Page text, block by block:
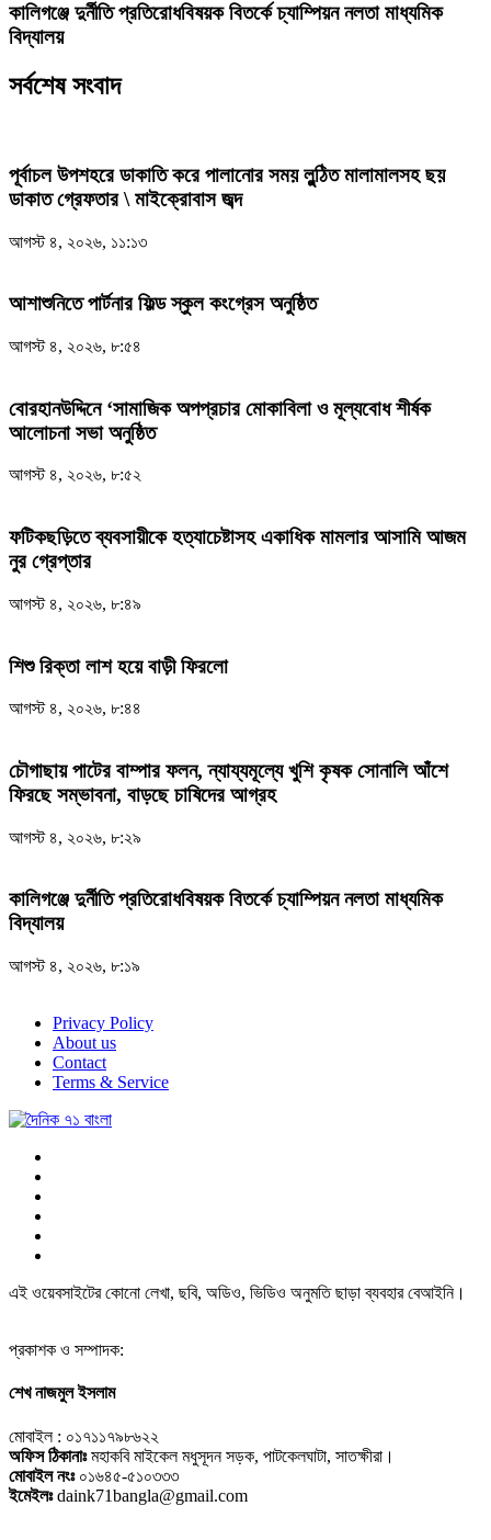
কালিগঞ্জে দুর্নীতি প্রতিরোধবিষয়ক বিতর্কে চ্যাম্পিয়ন নলতা মাধ্যমিক
বিদ্যালয়
সর্বশেষ সংবাদ
পূর্বাচল উপশহরে ডাকাতি করে পালানোর সময় লুন্ঠিত মালামালসহ ছয়
ডাকাত গ্রেফতার \ মাইক্রোবাস জব্দ
আগস্ট ৪, ২০২৬, ১১:১৩
আশাশুনিতে পার্টনার ফিল্ড স্কুল কংগ্রেস অনুষ্ঠিত
আগস্ট ৪, ২০২৬, ৮:৫৪
‎বোরহানউদ্দিনে ‘সামাজিক অপপ্রচার মোকাবিলা ও মূল্যবোধ শীর্ষক
আলোচনা সভা অনুষ্ঠিত
আগস্ট ৪, ২০২৬, ৮:৫২
ফটিকছড়িতে ব্যবসায়ীকে হত্যাচেষ্টাসহ একাধিক মামলার আসামি আজম
নুর গ্রেপ্তার
আগস্ট ৪, ২০২৬, ৮:৪৯
শিশু রিক্তা লাশ হয়ে বাড়ী ফিরলো
আগস্ট ৪, ২০২৬, ৮:৪৪
চৌগাছায় পাটের বাম্পার ফলন, ন্যায্যমূল্যে খুশি কৃষক সোনালি আঁশে
ফিরছে সম্ভাবনা, বাড়ছে চাষিদের আগ্রহ
আগস্ট ৪, ২০২৬, ৮:২৯
কালিগঞ্জে দুর্নীতি প্রতিরোধবিষয়ক বিতর্কে চ্যাম্পিয়ন নলতা মাধ্যমিক
বিদ্যালয়
আগস্ট ৪, ২০২৬, ৮:১৯
Privacy Policy
About us
Contact
Terms & Service
এই ওয়েবসাইটের কোনো লেখা, ছবি, অডিও, ভিডিও অনুমতি ছাড়া ব্যবহার বেআইনি।
প্রকাশক ও সম্পাদক:
শেখ নাজমুল ইসলাম
মোবাইল : ০১৭১১৭৯৮৬২২
অফিস ঠিকানাঃমহাকবি মাইকেল মধুসূদন সড়ক, পাটকেলঘাটা, সাতক্ষীরা।
মোবাইল নংঃ০১৬৪৫-৫১০৩৩৩
ইমেইলঃdaink71bangla@gmail.com